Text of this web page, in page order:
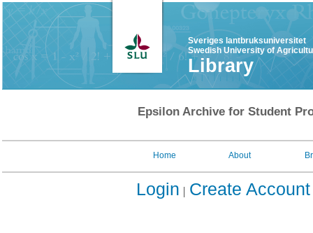
Sveriges lantbruksuniversitet
Swedish University of
Library
Epsilon Archive for Student
Home About
Login Create Account